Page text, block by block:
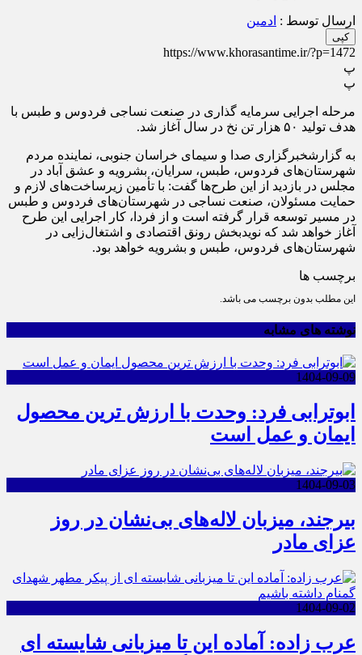
ارسال توسط : ادمین
کپی
https://www.khorasantime.ir/?p=1472
پ
پ
مرحله اجرایی سرمایه گذاری در صنعت نساجی فردوس و طبس با
هدف تولید ۵۰ هزار تن نخ در سال آغاز شد.
به گزارشخبرگزاری صدا و سیمای خراسان جنوبی، نماینده مردم
شهرستان‌های فردوس، طبس، سرایان، بشرویه و عشق آباد در
مجلس در بازدید از این طرح‌ها گفت: با تأمین زیرساخت‌های لازم و
حمایت مسئولان، صنعت نساجی در شهرستان‌های فردوس و طبس
در مسیر توسعه قرار گرفته است و از فردا، کار اجرایی این طرح
آغاز خواهد شد که نویدبخش رونق اقتصادی و اشتغال‌زایی در
شهرستان‌های فردوس، طبس و بشرویه خواهد بود.
برچسب ها
این مطلب بدون برچسب می باشد.
نوشته های مشابه
1404-09-09
ابوترابی فرد: وحدت با ارزش ترین محصول
ایمان و عمل است
1404-09-03
بیرجند، میزبان لاله‌های بی‌نشان در روز
عزای مادر
1404-09-02
عرب زاده: آماده این تا میزبانی شایسته ای